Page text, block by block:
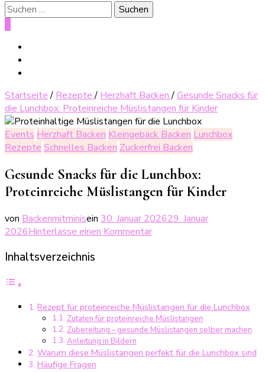
Suche
nach:
Startseite / Rezepte/ Herzhaft Backen/Gesunde Snacks für
die Lunchbox: Proteinreiche Müslistangen für Kinder
Events Herzhaft Backen Kleingebäck Backen Lunchbox
Rezepte Schnelles Backen Zuckerfrei Backen
Gesunde Snacks für die Lunchbox:
Proteinreiche Müslistangen für Kinder
von Backenmitminisein 30. Januar 202629. Januar
2026Hinterlasse einen Kommentarzu
Proteinreiche
Müslistangen
für
Kinder
Inhaltsverzeichnis
Rezept für proteinreiche Müslistangen für die Lunchbox
Zutaten für proteinreiche Müslistangen
Zubereitung – gesunde Müslistangen selber machen
Anleitung in Bildern
Warum diese Müslistangen perfekt für die Lunchbox sind
Häufige Fragen